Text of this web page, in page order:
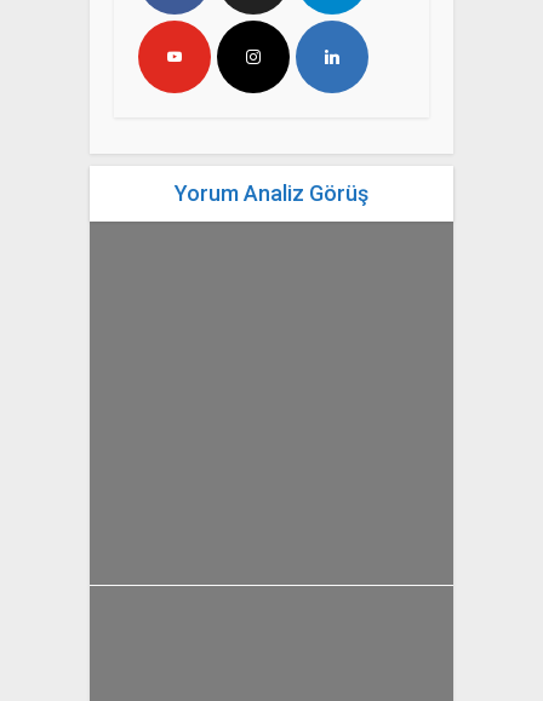
Yorum Analiz Görüş